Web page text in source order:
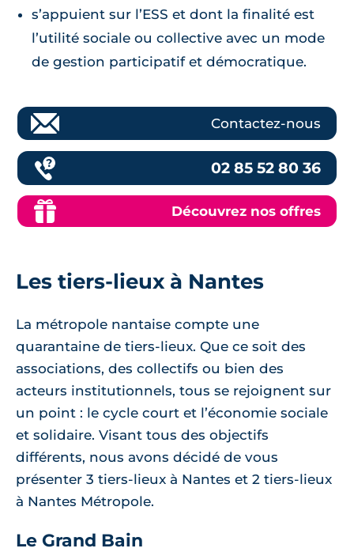
s’appuient sur l’ESS et dont la finalité est
l’utilité sociale ou collective avec un mode
de gestion participatif et démocratique.
Contactez-nous
02 85 52 80 36
Découvrez nos offres
Les tiers-lieux à Nantes
La métropole nantaise compte une
quarantaine de tiers-lieux. Que ce soit des
associations, des collectifs ou bien des
acteurs institutionnels, tous se rejoignent sur
un point : le cycle court et l’économie sociale
et solidaire. Visant tous des objectifs
différents, nous avons décidé de vous
présenter 3 tiers-lieux à Nantes et 2 tiers-lieux
à Nantes Métropole.
Le Grand Bain